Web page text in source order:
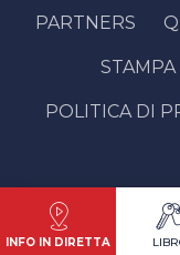
INFO IN DIRETTA
PARTNERS
STAMPA
POLITICA DI